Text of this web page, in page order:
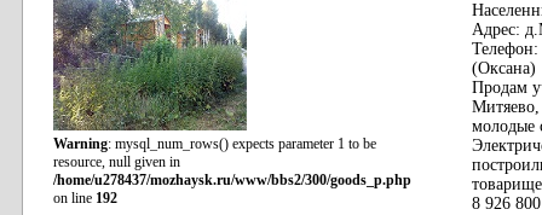
Warning: mysql_num_rows() expects parameter 1 to be
resource, null given in
/home/u278437/mozhaysk.ru/www/bbs2/300/goods_p.php
on line 192
Адрес:
Телефон:
(Оксана)
Продам
молодые
8 926